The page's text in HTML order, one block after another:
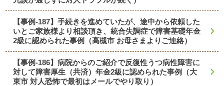
【事例-187】手続きを進めていたが、途中から依頼した
いとご家族様より相談頂き、統合失調症で障害基礎年金
2級に認められた事例（高槻市 お母さまよりご連絡）
【事例-186】病院からのご紹介で反復性うつ病性障害に
対して障害厚生（共済）年金2級に認められた事例（大
東市 対人恐怖で最初はメールでやり取り）